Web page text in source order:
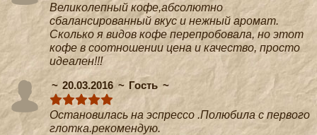
Великолепный кофе,абсолютно
сбалансированный вкус и нежный аромат.
Сколько я видов кофе перепробовала, но этот
кофе в соотношении цена и качество, просто
идеален!!!
20.03.2016
Гость
Остановилась на эспрессо .Полюбила с первого
глотка.рекомендую.